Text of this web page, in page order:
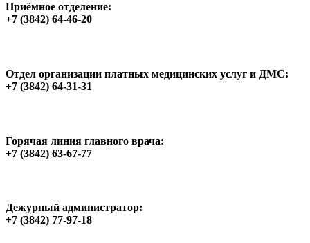
Приёмное отделение:
+7 (3842) 64-46-20
Отдел организации платных медицинских услуг и ДМС:
+7 (3842) 64-31-31
Горячая линия главного врача:
+7 (3842) 63-67-77
Дежурный администратор:
+7 (3842) 77-97-18